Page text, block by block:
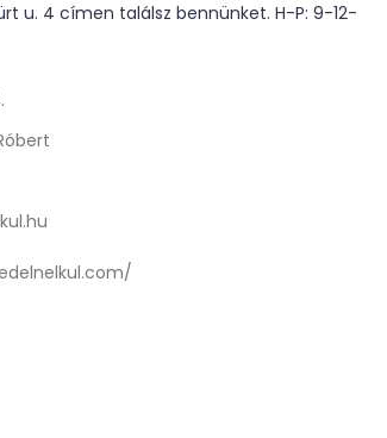
u. 4 címen találsz bennünket. H-P: 9-12-